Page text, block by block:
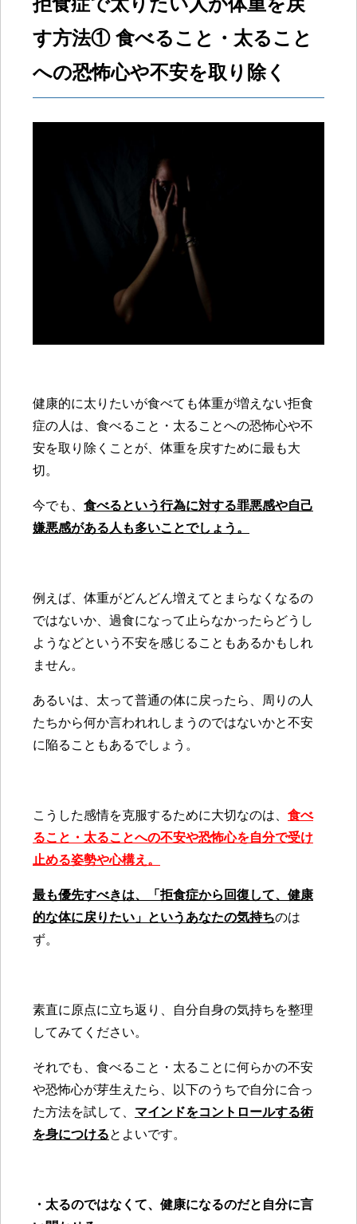
す方法① 食べること・太ること
への恐怖心や不安を取り除く
健康的に太りたいが食べても体重が増えない拒食
症の人は、食べること・太ることへの恐怖心や不
安を取り除くことが、体重を戻すために最も大
切。
今でも、 食べるという行為に対する罪悪感や自己
嫌悪感がある人も多いことでしょう。
例えば、体重がどんどん増えてとまらなくなるの
ではないか、過食になって止らなかったらどうし
ようなどという不安を感じることもあるかもしれ
ません。
あるいは、太って普通の体に戻ったら、周りの人
たちから何か言われれしまうのではないかと不安
に陥ることもあるでしょう。
こうした感情を克服するために大切なのは、 食べ
ること・太ることへの不安や恐怖心を自分で受け
止める姿勢や心構え。
最も優先すべきは、「拒食症から回復して、健康
的な体に戻りたい」というあなたの気持ちのは
ず。
素直に原点に立ち返り、自分自身の気持ちを整理
してみてください。
それでも、食べること・太ることに何らかの不安
や恐怖心が芽生えたら、以下のうちで自分に合っ
た方法を試して、 マインドをコントロールする術
を身につけるとよいです。
・太るのではなくて、健康になるのだと自分に言